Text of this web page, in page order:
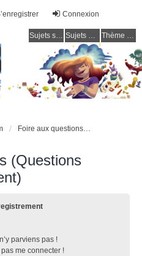
Connexion
Sujets sans réponse Sujets actifs Thème clair / foncé
Foire aux questions (Questions posées fréquemment)
(Questions
parviens pas !
me connecter !